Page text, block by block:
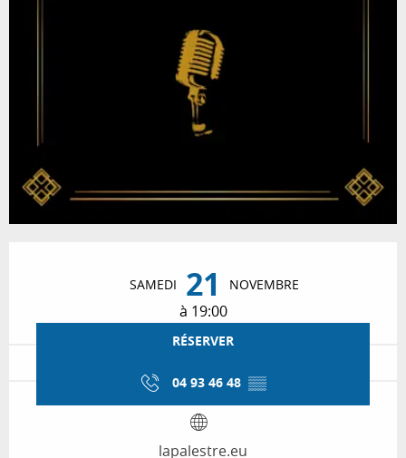
SAMEDI 21 NOVEMBRE
à 19:00
RÉSERVER
04 93 46 48 ▒▒
lapalestre.eu